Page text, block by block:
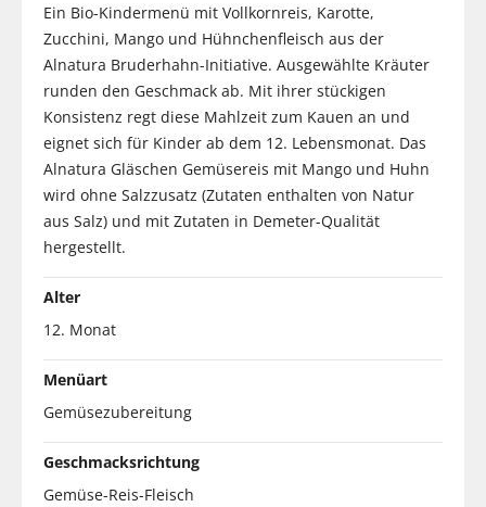
Ein Bio-Kindermenü mit Vollkornreis, Karotte,
Zucchini, Mango und Hühnchenfleisch aus der
Alnatura Bruderhahn-Initiative. Ausgewählte Kräuter
runden den Geschmack ab. Mit ihrer stückigen
Konsistenz regt diese Mahlzeit zum Kauen an und
eignet sich für Kinder ab dem 12. Lebensmonat. Das
Alnatura Gläschen Gemüsereis mit Mango und Huhn
wird ohne Salzzusatz (Zutaten enthalten von Natur
aus Salz) und mit Zutaten in Demeter-Qualität
hergestellt.
Alter
12. Monat
Menüart
Gemüsezubereitung
Geschmacksrichtung
Gemüse-Reis-Fleisch